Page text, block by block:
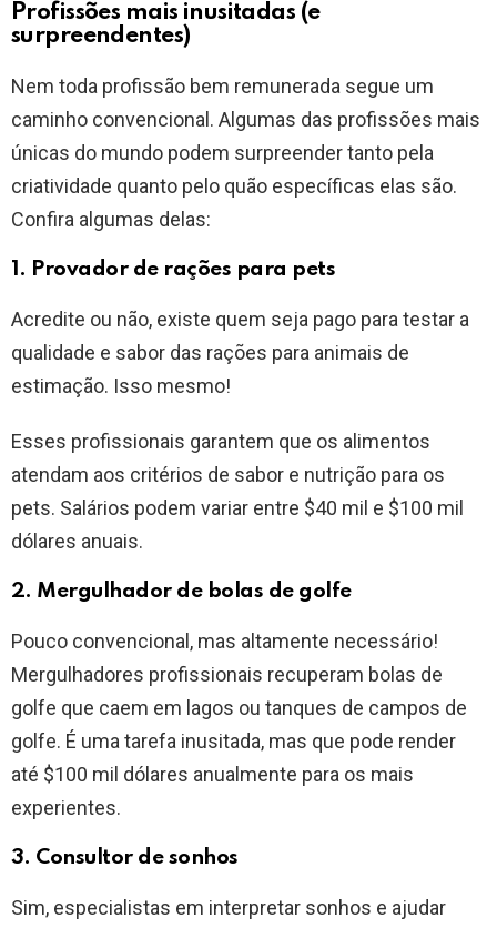
Profissões mais inusitadas (e
surpreendentes)
Nem toda profissão bem remunerada segue um
caminho convencional. Algumas das profissões mais
únicas do mundo podem surpreender tanto pela
criatividade quanto pelo quão específicas elas são.
Confira algumas delas:
1. Provador de rações para pets
Acredite ou não, existe quem seja pago para testar a
qualidade e sabor das rações para animais de
estimação. Isso mesmo!
Esses profissionais garantem que os alimentos
atendam aos critérios de sabor e nutrição para os
pets. Salários podem variar entre $40 mil e $100 mil
dólares anuais.
2. Mergulhador de bolas de golfe
Pouco convencional, mas altamente necessário!
Mergulhadores profissionais recuperam bolas de
golfe que caem em lagos ou tanques de campos de
golfe. É uma tarefa inusitada, mas que pode render
até $100 mil dólares anualmente para os mais
experientes.
3. Consultor de sonhos
Sim, especialistas em interpretar sonhos e ajudar